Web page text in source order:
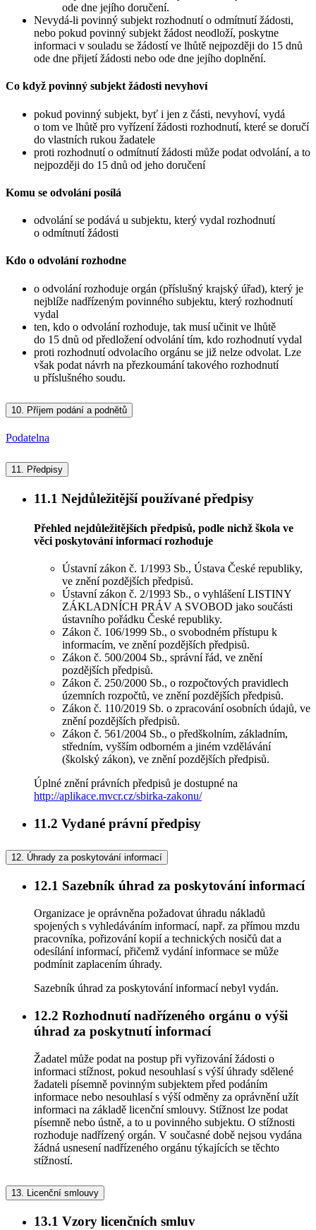
ode dne jejího doručení.
Nevydá-li povinný subjekt rozhodnutí o odmítnutí žádosti,
nebo pokud povinný subjekt žádost neodloží, poskytne
informaci v souladu se žádostí ve lhůtě nejpozději do 15 dnů
ode dne přijetí žádosti nebo ode dne jejího doplnění.
Co když povinný subjekt žádosti nevyhoví
pokud povinný subjekt, byť i jen z části, nevyhoví, vydá
o tom ve lhůtě pro vyřízení žádosti rozhodnutí, které se doručí
do vlastních rukou žadatele
proti rozhodnutí o odmítnutí žádosti může podat odvolání, a to
nejpozději do 15 dnů od jeho doručení
Komu se odvolání posílá
odvolání se podává u subjektu, který vydal rozhodnutí
o odmítnutí žádosti
Kdo o odvolání rozhodne
o odvolání rozhoduje orgán (příslušný krajský úřad), který je
nejblíže nadřízeným povinného subjektu, který rozhodnutí
vydal
ten, kdo o odvolání rozhoduje, tak musí učinit ve lhůtě
do 15 dnů od předložení odvolání tím, kdo rozhodnutí vydal
proti rozhodnutí odvolacího orgánu se již nelze odvolat. Lze
však podat návrh na přezkoumání takového rozhodnutí
u příslušného soudu.
10. Příjem podání a podnětů
Podatelna
11. Předpisy
11.1 Nejdůležitější používané předpisy
Přehled nejdůležitějších předpisů, podle nichž škola ve
věci poskytování informací rozhoduje
Ústavní zákon č. 1/1993 Sb., Ústava České republiky,
ve znění pozdějších předpisů.
Ústavní zákon č. 2/1993 Sb., o vyhlášení LISTINY
ZÁKLADNÍCH PRÁV A SVOBOD jako součásti
ústavního pořádku České republiky.
Zákon č. 106/1999 Sb., o svobodném přístupu k
informacím, ve znění pozdějších předpisů.
Zákon č. 500/2004 Sb., správní řád, ve znění
pozdějších předpisů.
Zákon č. 250/2000 Sb., o rozpočtových pravidlech
územních rozpočtů, ve znění pozdějších předpisů.
Zákon č. 110/2019 Sb. o zpracování osobních údajů, ve
znění pozdějších předpisů.
Zákon č. 561/2004 Sb., o předškolním, základním,
středním, vyšším odborném a jiném vzdělávání
(školský zákon), ve znění pozdějších předpisů.
Úplné znění právních předpisů je dostupné na
http://aplikace.mvcr.cz/sbirka-zakonu/
11.2 Vydané právní předpisy
12. Úhrady za poskytování informací
12.1 Sazebník úhrad za poskytování informací
Organizace je oprávněna požadovat úhradu nákladů
spojených s vyhledáváním informací, např. za přímou mzdu
pracovníka, pořizování kopií a technických nosičů dat a
odesílání informací, přičemž vydání informace se může
podmínit zaplacením úhrady.
Sazebník úhrad za poskytování informací nebyl vydán.
12.2 Rozhodnutí nadřízeného orgánu o výši
úhrad za poskytnutí informací
Žadatel může podat na postup při vyřizování žádosti o
informaci stížnost, pokud nesouhlasí s výší úhrady sdělené
žadateli písemně povinným subjektem před podáním
informace nebo nesouhlasí s výší odměny za oprávnění užít
informaci na základě licenční smlouvy. Stížnost lze podat
písemně nebo ústně, a to u povinného subjektu. O stížnosti
rozhoduje nadřízený orgán. V současné době nejsou vydána
žádná usnesení nadřízeného orgánu týkajících se těchto
stížností.
13. Licenční smlouvy
13.1 Vzory licenčních smluv